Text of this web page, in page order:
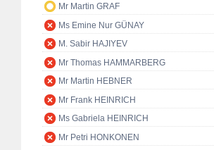
Mr Martin GRAF
Ms Emine Nur GÜNAY
M. Sabir HAJIYEV
Mr Thomas HAMMARBERG
Mr Martin HEBNER
Mr Frank HEINRICH
Ms Gabriela HEINRICH
Mr Petri HONKONEN